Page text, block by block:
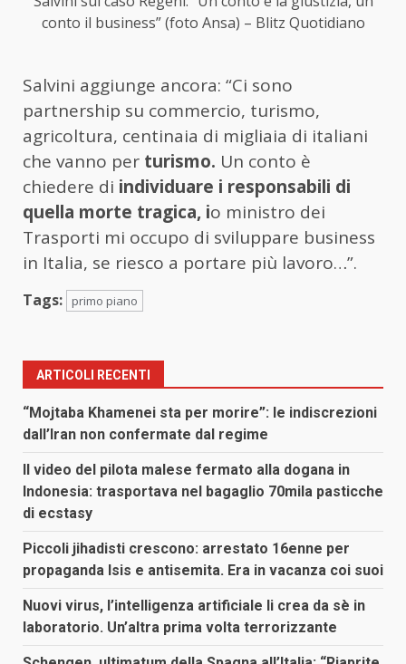
conto il business” (foto Ansa) – Blitz Quotidiano
Salvini aggiunge ancora: “Ci sono
partnership su commercio, turismo,
agricoltura, centinaia di migliaia di italiani
che vanno per turismo. Un conto è
chiedere di individuare i responsabili di
quella morte tragica, io ministro dei
Trasporti mi occupo di sviluppare business
in Italia, se riesco a portare più lavoro…”.
Tags: primo piano
ARTICOLI RECENTI
“Mojtaba Khamenei sta per morire”: le indiscrezioni
dall’Iran non confermate dal regime
Il video del pilota malese fermato alla dogana in
Indonesia: trasportava nel bagaglio 70mila pasticche
di ecstasy
Piccoli jihadisti crescono: arrestato 16enne per
propaganda Isis e antisemita. Era in vacanza coi suoi
Nuovi virus, l’intelligenza artificiale li crea da sè in
laboratorio. Un’altra prima volta terrorizzante